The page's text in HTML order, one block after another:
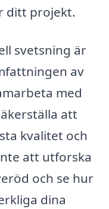
ditt projekt.
svetsning är
av
med
att
kvalitet och
att utforska
och se hur
dina